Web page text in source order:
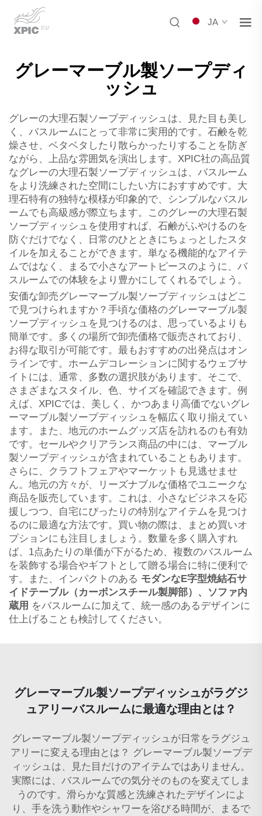
JA
グレーマーブル製ソープディ
ッシュ
グレーの大理石製ソープディッシュは、見た目も美し
く、バスルームにとって非常に実用的です。石鹸を乾
燥させ、ベタベタしたり散らかったりすることを防ぎ
ながら、上品な雰囲気を演出します。XPIC社の高品質
なグレーの大理石製ソープディッシュは、バスルーム
をより洗練された空間にしたい方におすすめです。大
理石特有の独特な模様が印象的で、シンプルなバスル
ームでも高級感が際立ちます。このグレーの大理石製
ソープディッシュを使用すれば、石鹸がふやけるのを
防ぐだけでなく、日常のひとときにちょっとしたスタ
イルを加えることができます。単なる機能的なアイテ
ムではなく、まるで小さなアートピースのように、バ
スルームでの体験をより豊かにしてくれるでしょう。
安価な卸売グレーマーブル製ソープディッシュはどこ
で見つけられますか？手頃な価格のグレーマーブル製
ソープディッシュを見つけるのは、思っているよりも
簡単です。多くの場所で卸売価格で販売されており、
お得な取引が可能です。最もおすすめの出発点はオン
ラインです。ホームデコレーションに関するウェブサ
イトには、通常、多数の選択肢があります。そこで、
さまざまなスタイル、色、サイズを確認できます。例
えば、XPICでは、美しく、かつあまり高価でないグレ
ーマーブル製ソープディッシュを幅広く取り揃えてい
ます。また、地元のホームグッズ店を訪れるのも有効
です。セールやクリアランス商品の中には、マーブル
製ソープディッシュが含まれていることもあります。
さらに、クラフトフェアやマーケットも見逃せませ
ん。地元の方々が、リーズナブルな価格でユニークな
商品を販売しています。これは、小さなビジネスを応
援しつつ、自宅にぴったりの特別なアイテムを見つけ
るのに最適な方法です。買い物の際は、まとめ買いオ
プションにも注目しましょう。数量を多く購入すれ
ば、1点あたりの単価が下がるため、複数のバスルーム
を装飾する場合やギフトとして贈る場合に特に便利で
す。また、インパクトのある モダンなE字型焼結石サ
イドテーブル（カーボンスチール製脚部）、ソファ内
蔵用 をバスルームに加えて、統一感のあるデザインに
仕上げることも検討してください。
グレーマーブル製ソープディッシュがラグジ
ュアリーバスルームに最適な理由とは？
グレーマーブル製ソープディッシュが日常をラグジュ
アリーに変える理由とは？ グレーマーブル製ソープデ
ィッシュは、見た目だけのアイテムではありません。
実際には、バスルームでの気分そのものを変えてしま
うのです。滑らかな質感と洗練されたデザインによ
り、手を洗う動作やシャワーを浴びる時間が、まるで